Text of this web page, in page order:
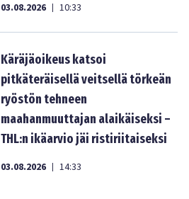
03.08.2026 | 10:33
Käräjäoikeus katsoi
pitkäteräisellä veitsellä törkeän
ryöstön tehneen
maahanmuuttajan alaikäiseksi –
THL:n ikäarvio jäi ristiriitaiseksi
03.08.2026 | 14:33